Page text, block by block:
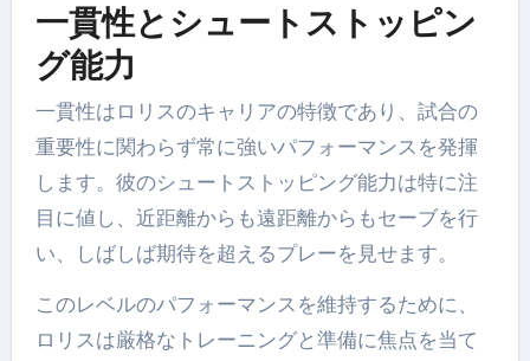
一貫性とシュートストッピン
グ能力
一貫性はロリスのキャリアの特徴であり、試合の
重要性に関わらず常に強いパフォーマンスを発揮
します。彼のシュートストッピング能力は特に注
目に値し、近距離からも遠距離からもセーブを行
い、しばしば期待を超えるプレーを見せます。
このレベルのパフォーマンスを維持するために、
ロリスは厳格なトレーニングと準備に焦点を当て